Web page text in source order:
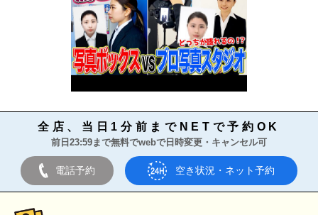
全店、当日1分前までNETで予約OK
前日23:59まで無料でwebで日時変更・キャンセル可
電話予約 空き状況・ネット予約